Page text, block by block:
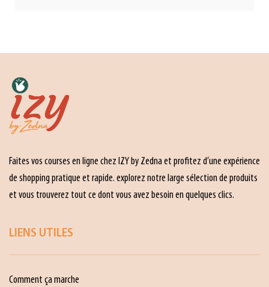
Faites vos courses en ligne chez IZY by Zedna et profitez d’une expérience
de shopping pratique et rapide. explorez notre large sélection de produits
et vous trouverez tout ce dont vous avez besoin en quelques clics.
LIENS UTILES
Comment ça marche